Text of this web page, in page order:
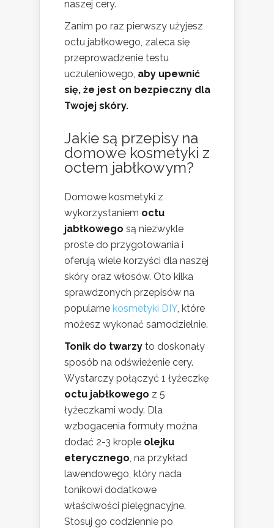
naszej cery.
Zanim po raz pierwszy użyjesz
octu jabłkowego, zaleca się
przeprowadzenie testu
uczuleniowego, aby upewnić
się, że jest on bezpieczny dla
Twojej skóry.
Jakie są przepisy na
domowe kosmetyki z
octem jabłkowym?
Domowe kosmetyki z
wykorzystaniem octu
jabłkowego są niezwykle
proste do przygotowania i
oferują wiele korzyści dla naszej
skóry oraz włosów. Oto kilka
sprawdzonych przepisów na
popularne kosmetyki DIY , które
możesz wykonać samodzielnie.
Tonik do twarzy to doskonały
sposób na odświeżenie cery.
Wystarczy połączyć 1 łyżeczkę
octu jabłkowego z 5
łyżeczkami wody. Dla
wzbogacenia formuły można
dodać 2-3 krople olejku
eterycznego , na przykład
lawendowego, który nada
tonikowi dodatkowe
właściwości pielęgnacyjne.
Stosuj go codziennie po